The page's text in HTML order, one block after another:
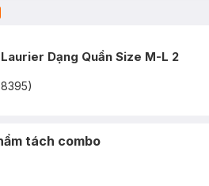
Dạng Quần Size M-L 2
)
tách combo